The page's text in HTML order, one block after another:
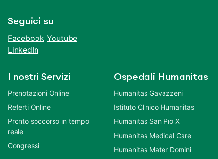
Seguici su
Facebook Youtube
LinkedIn
I nostri Servizi
Prenotazioni Online
Referti Online
Pronto soccorso in tempo
reale
Congressi
Ospedali Humanitas
Humanitas Gavazzeni
Istituto Clinico Humanitas
Humanitas San Pio X
Humanitas Medical Care
Humanitas Mater Domini